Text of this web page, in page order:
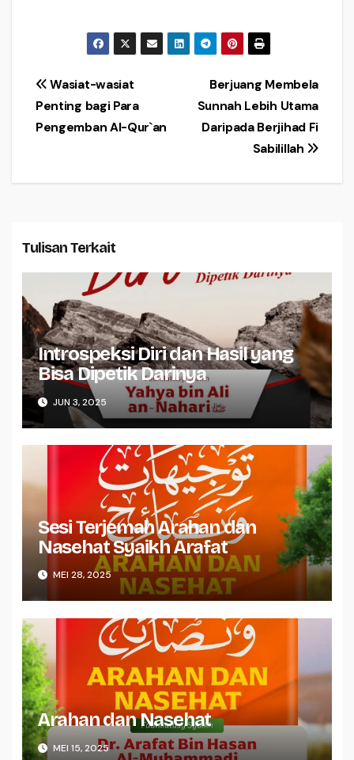
Navigasi
pos
Berjuang Membela
Sunnah Lebih Utama
Daripada Berjihad Fi
Sabilillah
Wasiat-wasiat
Penting bagi Para
Pengemban Al-Qur`an
Tulisan Terkait
Introspeksi Diri dan Hasil yang
Bisa Dipetik Darinya
JUN 3, 2025
Sesi Terjemah Arahan dan
Nasehat Syaikh Arafat
MEI 28, 2025
Arahan dan Nasehat
MEI 15, 2025